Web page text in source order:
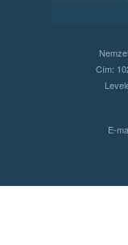
Cím:
E-